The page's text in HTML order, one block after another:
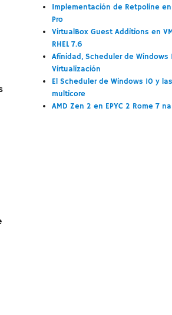
Implementación de Retpoline en
Pro
VirtualBox Guest Additions en
RHEL 7.6
Afinidad, Scheduler de Windows
Virtualización
El Scheduler de Windows 10 y las
multicore
AMD Zen 2 en EPYC 2 Rome 7